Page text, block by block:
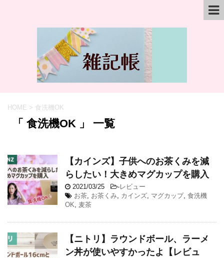
HOME > 食洗機OK
「 食洗機OK 」 一覧
【カインズ】子供へのお茶くみを減
らしたい！大きめマグカップを購入
2021/03/25 -レビュー
お茶, お茶くみ, カインズ, マグカップ, 食洗機
OK, 麦茶
【ニトリ】ラウンドボール、ラーメ
ン丼が使いやすかったよ【レビュ